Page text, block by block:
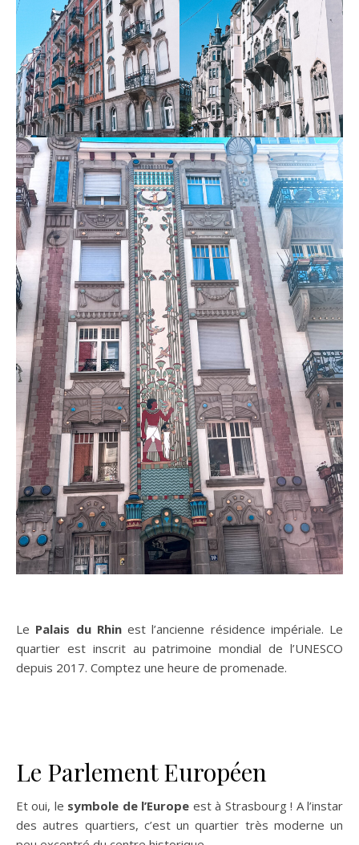
Le Palais du Rhinest l’ancienne résidence impériale. Le
quartier est inscrit au patrimoine mondial de l’UNESCO
depuis 2017. Comptez une heure de promenade.
Le Parlement Européen
Et oui, le symbole de l’Europe est à Strasbourg ! A l’instar
des autres quartiers, c’est un quartier très moderne un